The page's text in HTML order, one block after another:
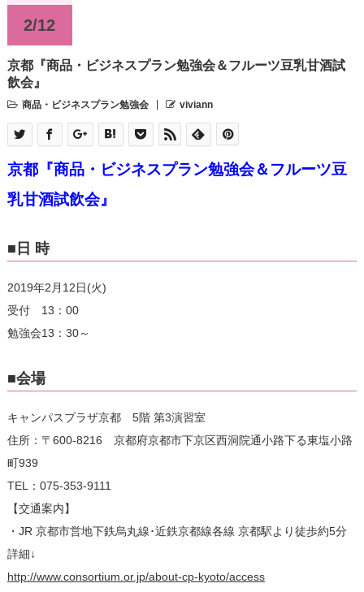
2/12
京都『商品・ビジネスプラン勉強会＆フルーツ豆乳甘酒試
飲会』
商品・ビジネスプラン勉強会 viviann
京都『商品・ビジネスプラン勉強会＆フルーツ豆
乳甘酒試飲会』
■日 時
2019年2月12日(火)
受付 13：00
勉強会13：30～
■会場
キャンパスプラザ京都 5階 第3演習室
住所：〒600-8216 京都府京都市下京区西洞院通小路下る東塩小路
町939
TEL：075-353-9111
【交通案内】
・JR 京都市営地下鉄烏丸線･近鉄京都線各線 京都駅より徒歩約5分
詳細↓
http://www.consortium.or.jp/about-cp-kyoto/access